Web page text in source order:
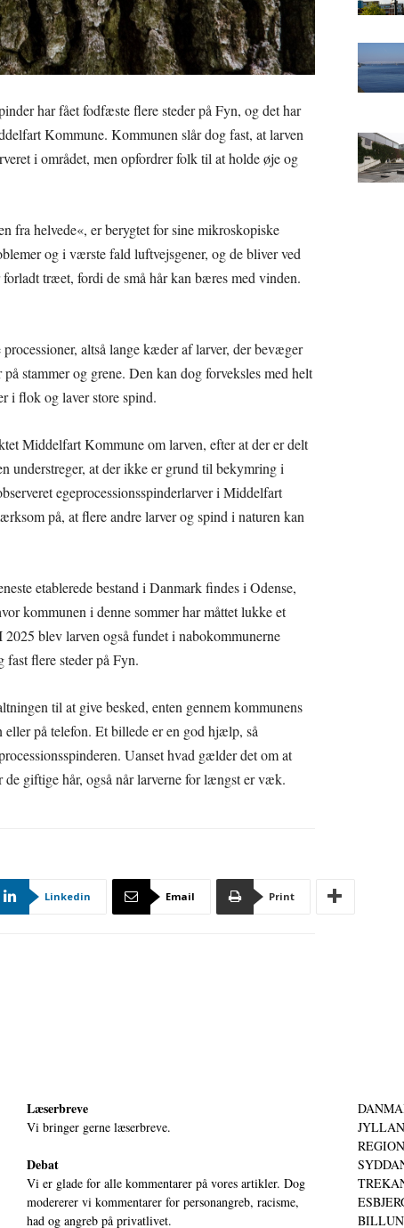
har fået fodfæste flere steder på Fyn, og det har
Kommune. Kommunen slår dog fast, at larven
i området, men opfordrer folk til at holde øje og
fra helvede«, er berygtet for sine mikroskopiske
og i værste fald luftvejsgener, og de bliver ved
træet, fordi de små hår kan bæres med vinden.
altså lange kæder af larver, der bevæger
stammer og grene. Den kan dog forveksles med helt
i flok og laver store spind.
Middelfart Kommune om larven, efter at der er delt
understreger, at der ikke er grund til bekymring i
egeprocessionsspinderlarver i Middelfart
på, at flere andre larver og spind i naturen kan
etablerede bestand i Danmark findes i Odense,
kommunen i denne sommer har måttet lukke et
blev larven også fundet i nabokommunerne
flere steder på Fyn.
til at give besked, enten gennem kommunens
på telefon. Et billede er en god hjælp, så
Uanset hvad gælder det om at
de giftige hår, også når larverne for længst er væk.
Linkedin Email Print
Læserbreve
Vi bringer gerne læserbreve.
Debat
Vi er glade for alle kommentarer på vores artikler. Dog
modererer vi kommentarer for personangreb, racisme,
had og angreb på privatlivet.